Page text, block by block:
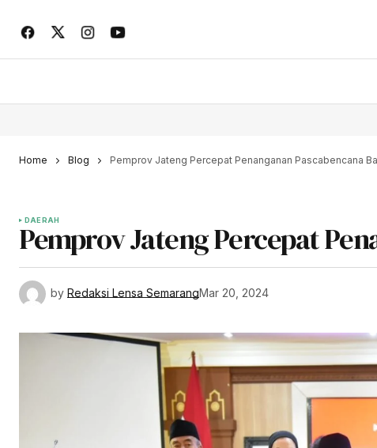
Home Blog Pemprov Jateng Percepat Penanganan Pascabencana
DAERAH
Pemprov Jateng Percepat
by Redaksi Lensa SemarangMar 20, 2024